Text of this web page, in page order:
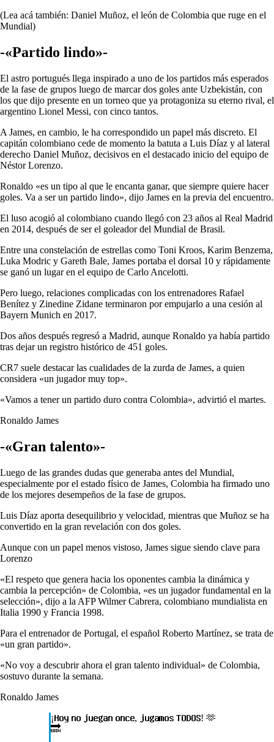
(Lea acá también: Daniel Muñoz, el león de Colombia que ruge en el
Mundial)
-«Partido lindo»-
El astro portugués llega inspirado a uno de los partidos más esperados
de la fase de grupos luego de marcar dos goles ante Uzbekistán, con
los que dijo presente en un torneo que ya protagoniza su eterno rival, el
argentino Lionel Messi, con cinco tantos.
A James, en cambio, le ha correspondido un papel más discreto. El
capitán colombiano cede de momento la batuta a Luis Díaz y al lateral
derecho Daniel Muñoz, decisivos en el destacado inicio del equipo de
Néstor Lorenzo.
Ronaldo «es un tipo al que le encanta ganar, que siempre quiere hacer
goles. Va a ser un partido lindo», dijo James en la previa del encuentro.
El luso acogió al colombiano cuando llegó con 23 años al Real Madrid
en 2014, después de ser el goleador del Mundial de Brasil.
Entre una constelación de estrellas como Toni Kroos, Karim Benzema,
Luka Modric y Gareth Bale, James portaba el dorsal 10 y rápidamente
se ganó un lugar en el equipo de Carlo Ancelotti.
Pero luego, relaciones complicadas con los entrenadores Rafael
Benítez y Zinedine Zidane terminaron por empujarlo a una cesión al
Bayern Munich en 2017.
Dos años después regresó a Madrid, aunque Ronaldo ya había partido
tras dejar un registro histórico de 451 goles.
CR7 suele destacar las cualidades de la zurda de James, a quien
considera «un jugador muy top».
«Vamos a tener un partido duro contra Colombia», advirtió el martes.
Ronaldo James
-«Gran talento»-
Luego de las grandes dudas que generaba antes del Mundial,
especialmente por el estado físico de James, Colombia ha firmado uno
de los mejores desempeños de la fase de grupos.
Luis Díaz aporta desequilibrio y velocidad, mientras que Muñoz se ha
convertido en la gran revelación con dos goles.
Aunque con un papel menos vistoso, James sigue siendo clave para
Lorenzo
«El respeto que genera hacia los oponentes cambia la dinámica y
cambia la percepción» de Colombia, «es un jugador fundamental en la
selección», dijo a la AFP Wilmer Cabrera, colombiano mundialista en
Italia 1990 y Francia 1998.
Para el entrenador de Portugal, el español Roberto Martínez, se trata de
«un gran partido».
«No voy a descubrir ahora el gran talento individual» de Colombia,
sostuvo durante la semana.
Ronaldo James
¡𝐇𝐨𝐲 𝐧𝐨 𝐣𝐮𝐞𝐠𝐚𝐧 𝐨𝐧𝐜𝐞, 𝐣𝐮𝐠𝐚𝐦𝐨𝐬 𝐓𝐎𝐃𝐎𝐒! 🫶
🔜